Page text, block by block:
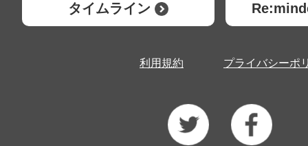
タイムライン
利用規約 プライバシーポ